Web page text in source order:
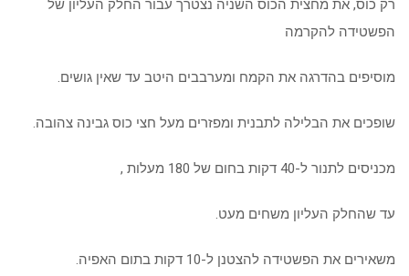
רק כוס, את מחצית הכוס השניה נצטרך עבור החלק העליון של
הפשטידה להקרמה
מוסיפים בהדרגה את הקמח ומערבבים היטב עד שאין גושים.
שופכים את הבלילה לתבנית ומפזרים מעל חצי כוס גבינה צהובה.
מכניסים לתנור ל-40 דקות בחום של 180 מעלות ,
עד שהחלק העליון משחים מעט.
משאירים את הפשטידה להצטנן ל-10 דקות בתום האפיה.